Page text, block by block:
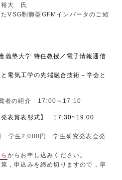
裕大 氏
たVSG制御型GFMインバータのご紹
義塾大学 特任教授／電子情報通信
電気工学の先端融合技術－学会と
者の紹介 17:00～17:10
発表賞表彰式】 17:30~19:00
学生2,000円 学生研究発表会発
からお申し込みください。
，申込みを締め切りますので，早